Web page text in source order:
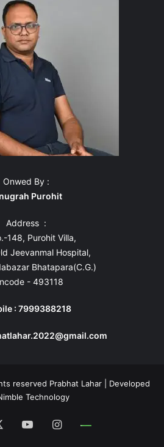
Onwed By :
Purohit
Address :
148, Purohit Villa,
Jeevanmal Hospital,
Bhatapara(C.G.)
- 493118
: 7999388218
reserved Prabhat Lahar | Developed
Technology
YouTubeInstagram